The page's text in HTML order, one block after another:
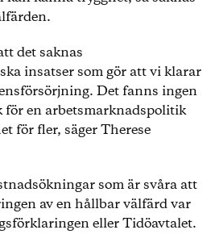
det saknas
insatser som gör att vi klarar
Det fanns ingen
en arbetsmarknadspolitik
för fler, säger Therese
som är svåra att
av en hållbar välfärd var
eller Tidöavtalet.